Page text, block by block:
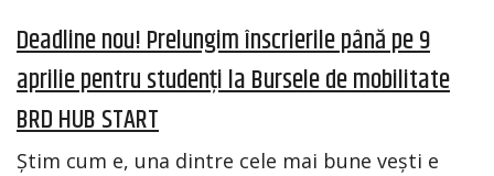
Deadline nou! Prelungim înscrierile până pe 9
aprilie pentru studenți la Bursele de mobilitate
BRD HUB START
Știm cum e, una dintre cele mai bune vești e